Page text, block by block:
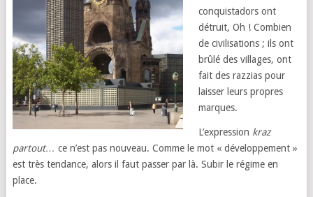
conquistadors ont
détruit, Oh ! Combien
de civilisations ; ils ont
brûlé des villages, ont
fait des razzias pour
laisser leurs propres
marques.
L’expression kraz
partout… ce n’est pas nouveau. Comme le mot « développement »
est très tendance, alors il faut passer par là. Subir le régime en
place.